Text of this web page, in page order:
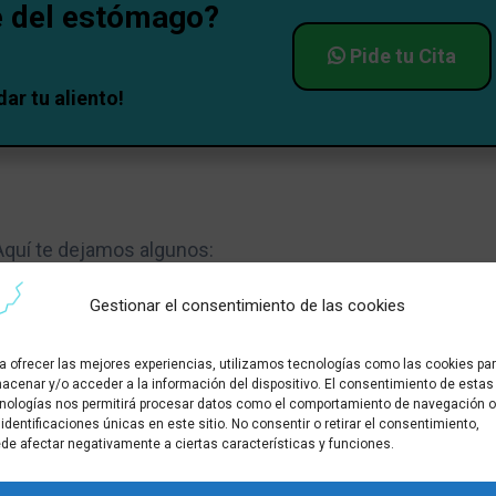
Gestionar el consentimiento de las cookies
ofrecer las mejores experiencias, utilizamos tecnologías como las cookies
y/o acceder a la información del dispositivo. El consentimiento de estas
nos permitirá procesar datos como el comportamiento de navegación o
identificaciones únicas en este sitio. No consentir o retirar el consentimiento,
afectar negativamente a ciertas características y funciones.
del estómago?
tu aliento!
Pide tu Cita
te dejamos algunos:
se lavan los dientes.
es crucial, pero el mal aliento puede ser un síntoma de
Por eso, es importante acudir a unaClínica Dental